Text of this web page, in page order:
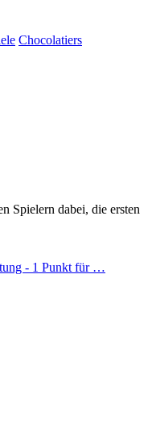
Chocolatiers
Spielern dabei, die ersten
- 1 Punkt für …